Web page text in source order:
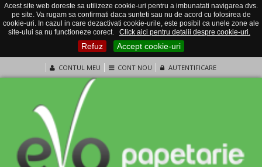
Acest site web doreste sa utilizeze cookie-uri pentru a imbunatati navigarea dvs.
pe site. Va rugam sa confirmati daca sunteti sau nu de acord cu folosirea de
cookie-uri. In cazul in care dezactivati cookie-urile, este posibil ca unele zone ale
site-ului sa nu functioneze corect.
Click aici pentru detalii despre cookie-uri.
Refuz Accept cookie-uri
CONTUL MEU CONT NOU AUTENTIFICARE